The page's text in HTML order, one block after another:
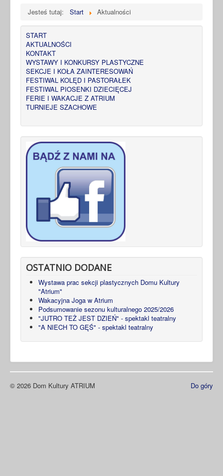
Jesteś tutaj: Start Aktualności
START
AKTUALNOŚCI
KONTAKT
WYSTAWY I KONKURSY PLASTYCZNE
SEKCJE I KOŁA ZAINTERESOWAŃ
FESTIWAL KOLĘD I PASTORAŁEK
FESTIWAL PIOSENKI DZIECIĘCEJ
FERIE I WAKACJE Z ATRIUM
TURNIEJE SZACHOWE
OSTATNIO DODANE
Wystawa prac sekcji plastycznych Domu Kultury
"Atrium"
Wakacyjna Joga w Atrium
Podsumowanie sezonu kulturalnego 2025/2026
"JUTRO TEŻ JEST DZIEŃ" - spektakl teatralny
"A NIECH TO GĘŚ" - spektakl teatralny
Do góry
© 2026 Dom Kultury ATRIUM